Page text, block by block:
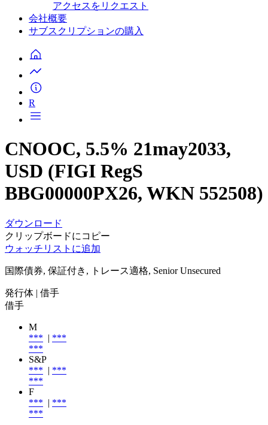
アクセスをリクエスト
会社概要
サブスクリプションの購入
R
CNOOC, 5.5% 21may2033,
USD (FIGI RegS
BBG00000PX26, WKN 552508)
ダウンロード
クリップボードにコピー
ウォッチリストに追加
国際債券, 保証付き, トレース適格, Senior Unsecured
発行体 | 借手
借手
M
*** | ***
***
S&P
*** | ***
***
F
*** | ***
***